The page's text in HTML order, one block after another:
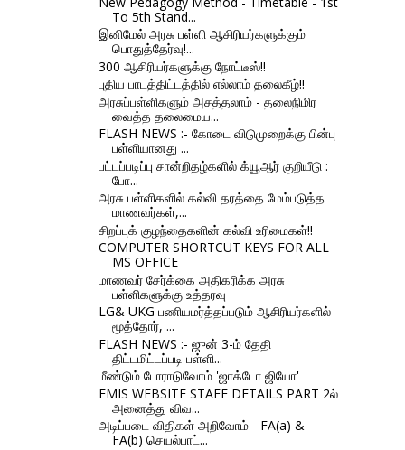
To 5th Stand...
இனிமேல் அரசு பள்ளி ஆசிரியர்களுக்கும்
பொதுத்தேர்வு!...
300 ஆசிரியர்களுக்கு நோட்டீஸ்!!
புதிய பாடத்திட்டத்தில் எல்லாம் தலைகீழ்!!
அரசுப்பள்ளிகளும் அசத்தலாம் - தலைநிமிர
வைத்த தலைமைய...
FLASH NEWS :- கோடை விடுமுறைக்கு பின்பு
பள்ளியானது ...
பட்டப்படிப்பு சான்றிதழ்களில் க்யூஆர் குறியீடு :
போ...
அரசு பள்ளிகளில் கல்வி தரத்தை மேம்படுத்த
மாணவர்கள்,...
சிறப்புக் குழந்தைகளின் கல்வி உரிமைகள்!!
COMPUTER SHORTCUT KEYS FOR ALL
MS OFFICE
மாணவர் சேர்க்கை அதிகரிக்க அரசு
பள்ளிகளுக்கு உத்தரவு
LG& UKG பணியமர்த்தப்படும் ஆசிரியர்களில்
மூத்தோர், ...
FLASH NEWS :- ஜுன் 3-ம் தேதி
திட்டமிட்டப்படி பள்ளி...
மீண்டும் போராடுவோம் 'ஜாக்டோ ஜியோ'
EMIS WEBSITE STAFF DETAILS PART 2ல்
அனைத்து விவ...
அடிப்படை விதிகள் அறிவோம் - FA(a) &
FA(b) செயல்பாட்...